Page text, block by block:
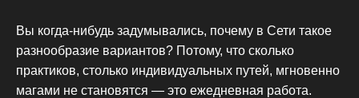
Вы когда-нибудь задумывались, почему в Сети такое
разнообразие вариантов? Потому, что сколько
практиков, столько индивидуальных путей, мгновенно
магами не становятся — это ежедневная работа.